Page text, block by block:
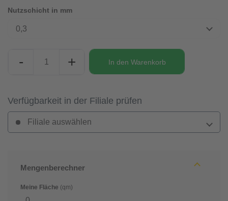
Nutzschicht in mm
0,3
- + In den Warenkorb
Verfügbarkeit in der Filiale prüfen
Filiale auswählen
Mengenberechner
Meine Fläche (qm)